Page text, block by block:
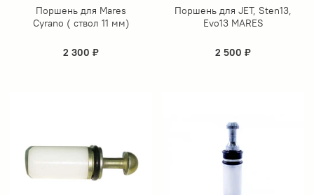
Поршень для Mares
Cyrano ( ствол 11 мм)
2 300 ₽
Поршень для JET, Sten13,
Evo13 MARES
2 500 ₽